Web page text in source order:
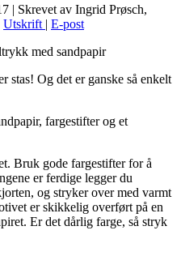
| Skrevet av Ingrid Prøsch,
Utskrift | E-post
stas! Og det er ganske så enkelt
fargestifter og et
Bruk gode fargestifter for å
er ferdige legger du
og stryker over med varmt
er skikkelig overført på en
Er det dårlig farge, så stryk